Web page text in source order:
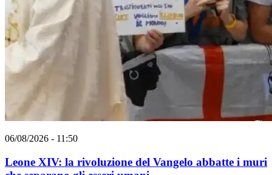
06/08/2026 - 11:50
Leone XIV: la rivoluzione del Vangelo abbatte i muri